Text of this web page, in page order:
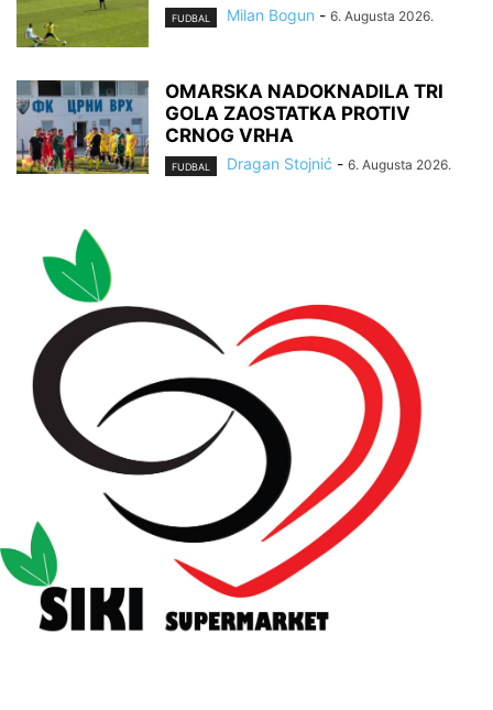
FUDBAL Milan Bogun - 6. Augusta 2026.
OMARSKA NADOKNADILA TRI
GOLA ZAOSTATKA PROTIV
CRNOG VRHA
FUDBAL Dragan Stojnić - 6. Augusta 2026.